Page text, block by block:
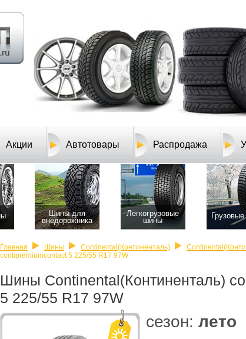
Акции Автотовары Распродажа
Шины для
внедорожника
Легкогрузовые
шины
Главная Шины Continental(Континенталь)
contipremiumcontact 5 225/55 R17 97W
Шины Continental(Континенталь)
5 225/55 R17 97W
cезон: лето